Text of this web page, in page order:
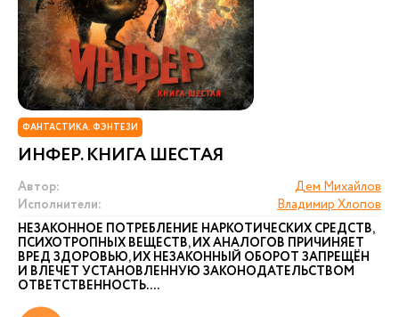
ФАНТАСТИКА. ФЭНТЕЗИ
ИНФЕР. КНИГА ШЕСТАЯ
Автор:
Дем Михайлов
Исполнители:
Владимир Хлопов
НЕЗАКОННОЕ ПОТРЕБЛЕНИЕ НАРКОТИЧЕСКИХ СРЕДСТВ,
ПСИХОТРОПНЫХ ВЕЩЕСТВ, ИХ АНАЛОГОВ ПРИЧИНЯЕТ
ВРЕД ЗДОРОВЬЮ, ИХ НЕЗАКОННЫЙ ОБОРОТ ЗАПРЕЩЁН
И ВЛЕЧЕТ УСТАНОВЛЕННУЮ ЗАКОНОДАТЕЛЬСТВОМ
ОТВЕТСТВЕННОСТЬ. ...